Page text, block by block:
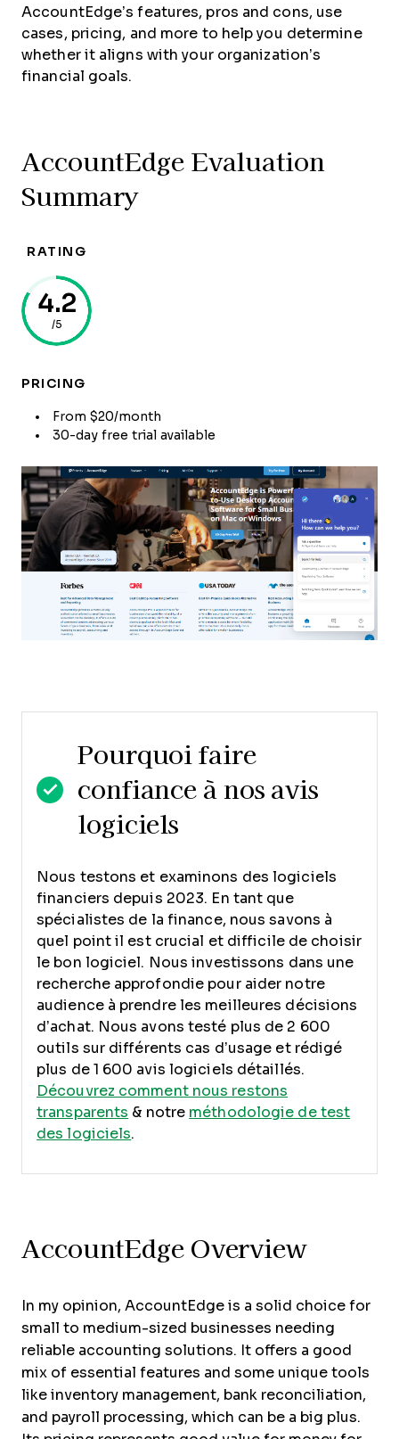
AccountEdge’s features, pros and cons, use
cases, pricing, and more to help you determine
whether it aligns with your organization’s
financial goals.
AccountEdge Evaluation
Summary
RATING
4.2
/5
PRICING
From $20/month
30-day free trial available
Pourquoi faire
confiance à nos avis
logiciels
Nous testons et examinons des logiciels
financiers depuis 2023. En tant que
spécialistes de la finance, nous savons à
quel point il est crucial et difficile de choisir
le bon logiciel. Nous investissons dans une
recherche approfondie pour aider notre
audience à prendre les meilleures décisions
d’achat. Nous avons testé plus de 2 600
outils sur différents cas d’usage et rédigé
plus de 1 600 avis logiciels détaillés.
Découvrez comment nous restons
transparents & notre méthodologie de test
des logiciels.
AccountEdge Overview
In my opinion, AccountEdge is a solid choice for
small to medium-sized businesses needing
reliable accounting solutions. It offers a good
mix of essential features and some unique tools
like inventory management, bank reconciliation,
and payroll processing, which can be a big plus.